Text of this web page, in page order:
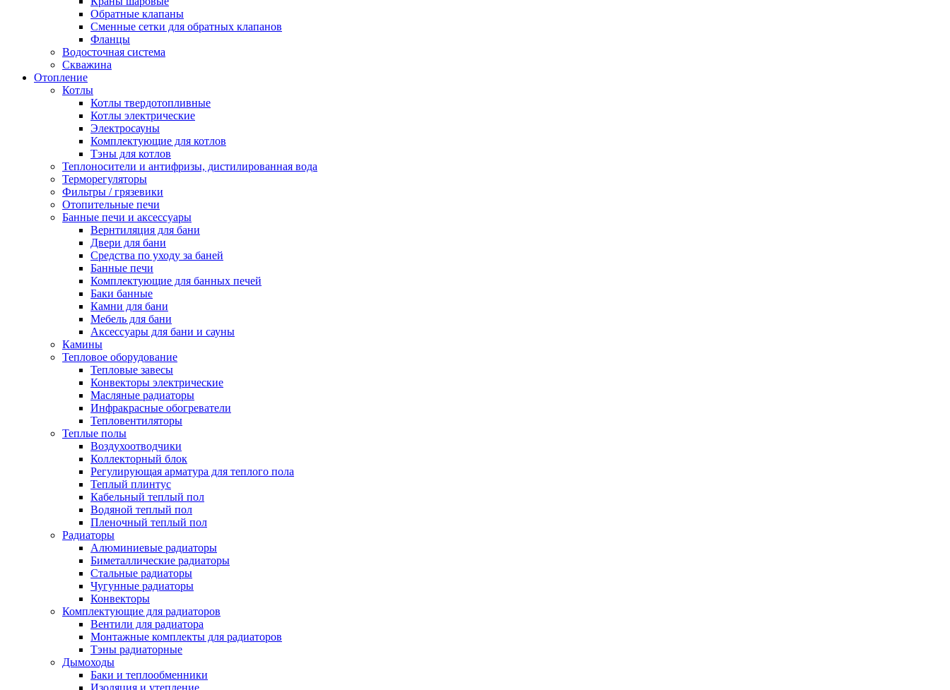
Обратные клапаны
Сменные сетки для обратных клапанов
Фланцы
Водосточная система
Скважина
Отопление
Котлы
Котлы твердотопливные
Котлы электрические
Электросауны
Комплектующие для котлов
Тэны для котлов
Теплоносители и антифризы, дистилированная вода
Терморегуляторы
Фильтры / грязевики
Отопительные печи
Банные печи и аксессуары
Вернтиляция для бани
Двери для бани
Средства по уходу за баней
Банные печи
Комплектующие для банных печей
Баки банные
Камни для бани
Мебель для бани
Аксессуары для бани и сауны
Камины
Тепловое оборудование
Тепловые завесы
Конвекторы электрические
Масляные радиаторы
Инфракрасные обогреватели
Тепловентиляторы
Теплые полы
Воздухоотводчики
Коллекторный блок
Регулирующая арматура для теплого пола
Теплый плинтус
Кабельный теплый пол
Водяной теплый пол
Пленочный теплый пол
Радиаторы
Алюминиевые радиаторы
Биметаллические радиаторы
Стальные радиаторы
Чугунные радиаторы
Конвекторы
Комплектующие для радиаторов
Вентили для радиатора
Монтажные комплекты для радиаторов
Тэны радиаторные
Дымоходы
Баки и теплообменники
Изоляция и утепление